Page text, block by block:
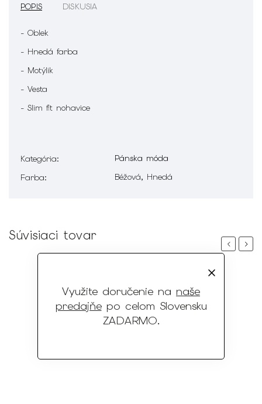
Využite doručenie na naše
predajňepo celom Slovensku
ZADARMO.
POPIS DISKUSIA
- Oblek
- Hnedá farba
- Motýlik
- Vesta
- Slim fit nohavice
Kategória:
Pánska móda
Farba: Béžová, Hnedá
Súvisiaci tovar
PreviousNext